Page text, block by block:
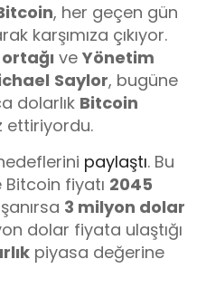
, her geçen gün
karşımıza çıkıyor.
ortağı ve Yönetim
Saylor, bugüne
dolarlık Bitcoin
ettiriyordu.
paylaştı. Bu
fiyatı 2045
3 milyon dolar
dolar fiyata ulaştığı
piyasa değerine